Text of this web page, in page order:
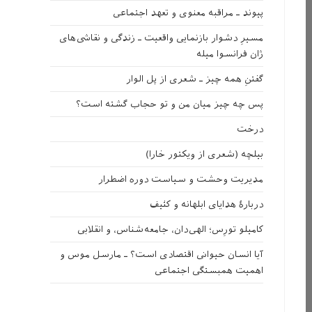
پیوند ـ مراقبه‌ معنوی و تعهد اجتماعی
مسیرِ دشوار بازنمایی واقعیت ـ زندگی و نقاشی‌های
ژان فرانسوا میله
گفتنِ همه چیز ـ شعری از پل الوار
پس چه چیز میان من و تو حجاب گشته است؟
درخت
بیلچه (شعری از ویکتور خارا)
مدیریت وحشت و سیاست دوره اضطرار
دربارهٔ هدایای ابلهانه و کثیف
کامیلو تورِس؛ الهی‌دان، جامعه‌شناس، و انقلابی
آیا انسان حیوانی اقتصادی است؟ ـ مارسل موس و
اهمیت همبستگی اجتماعی